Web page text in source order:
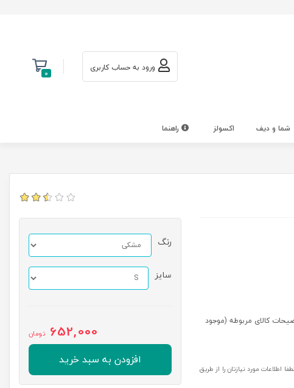
ورود به حساب کاربری 0
شما و دیف اکسولز راهنما
کالای مربوطه (موجود
اطلاعات مورد نیازتان را از طریق
رنگ
سایز
652,000 تومان
افزودن به سبد خرید